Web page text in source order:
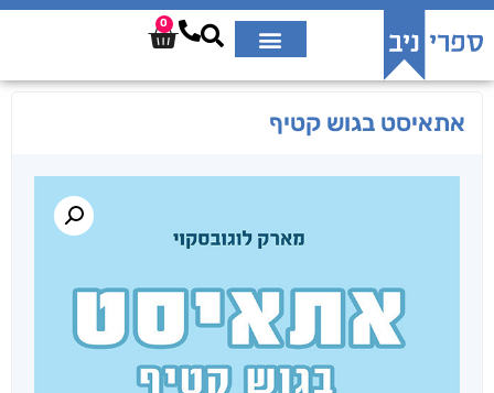
0
אתאיסט בגוש קטיף